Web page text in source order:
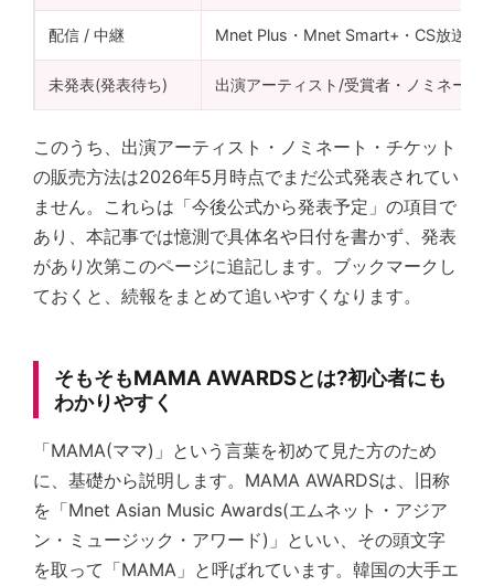
配信 / 中継 Mnet Plus・Mnet Smart+・CS放送
未発表(発表待ち) 出演アーティスト/受賞者・ノミネート
このうち、出演アーティスト・ノミネート・チケット
の販売方法は2026年5月時点でまだ公式発表されてい
ません。これらは「今後公式から発表予定」の項目で
あり、本記事では憶測で具体名や日付を書かず、発表
があり次第このページに追記します。ブックマークし
ておくと、続報をまとめて追いやすくなります。
そもそもMAMA AWARDSとは?初心者にも
わかりやすく
「MAMA(ママ)」という言葉を初めて見た方のため
に、基礎から説明します。MAMA AWARDSは、旧称
を「Mnet Asian Music Awards(エムネット・アジア
ン・ミュージック・アワード)」といい、その頭文字
を取って「MAMA」と呼ばれています。韓国の大手エ